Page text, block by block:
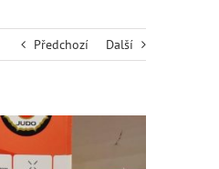
Předchozí Další